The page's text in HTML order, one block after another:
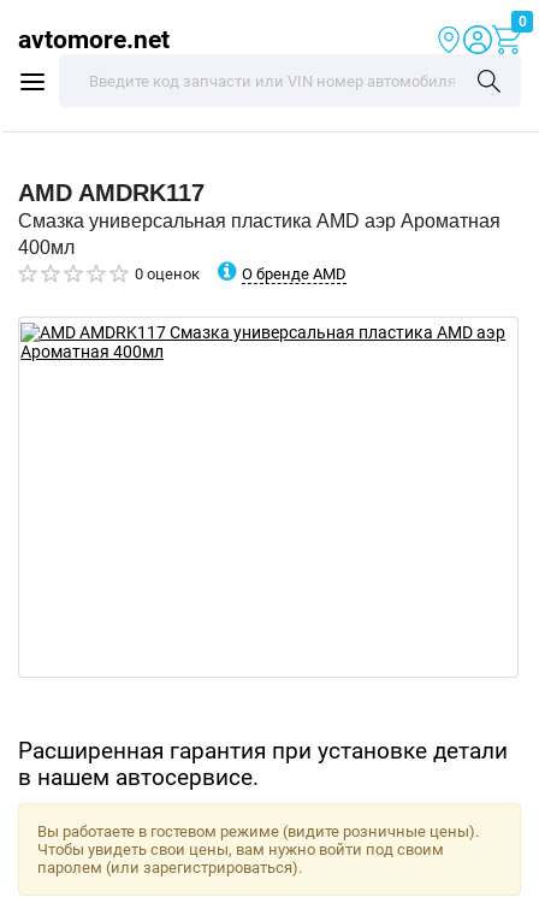
avtomore.net
0
AMD AMDRK117
Смазка универсальная пластика AMD аэр Ароматная
400мл
0 оценок О бренде AMD
Расширенная гарантия при установке детали
в нашем автосервисе.
Вы работаете в гостевом режиме (видите розничные цены).
Чтобы увидеть свои цены, вам нужно войти под своим
паролем (или зарегистрироваться).